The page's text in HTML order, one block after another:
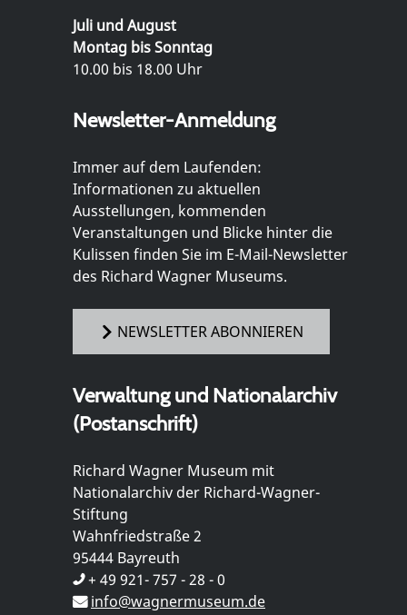
Juli und August
Montag bis Sonntag
10.00 bis 18.00 Uhr
Newsletter-Anmeldung
Immer auf dem Laufenden:
Informationen zu aktuellen
Ausstellungen, kommenden
Veranstaltungen und Blicke hinter die
Kulissen finden Sie im E-Mail-Newsletter
des Richard Wagner Museums.
NEWSLETTER ABONNIEREN
Verwaltung und Nationalarchiv
(Postanschrift)
Richard Wagner Museum mit
Nationalarchiv der Richard-Wagner-
Stiftung
Wahnfriedstraße 2
95444 Bayreuth
+ 49 921- 757 - 28 - 0
info@wagnermuseum.de